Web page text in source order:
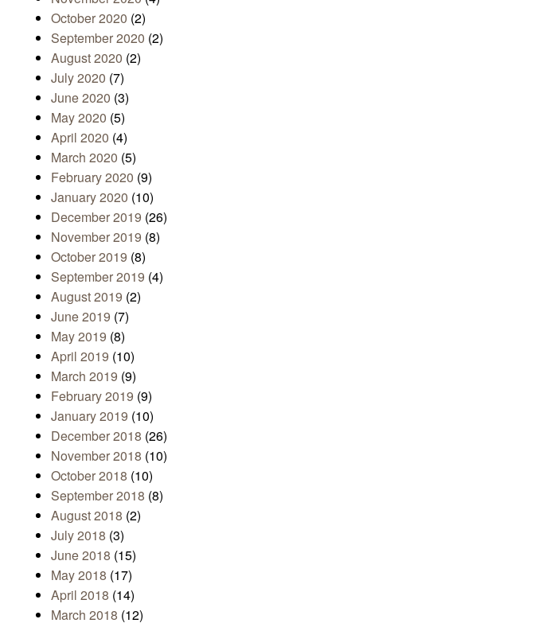
October 2020 (2)
September 2020 (2)
August 2020 (2)
July 2020 (7)
June 2020 (3)
May 2020 (5)
April 2020 (4)
March 2020 (5)
February 2020 (9)
January 2020 (10)
December 2019 (26)
November 2019 (8)
October 2019 (8)
September 2019 (4)
August 2019 (2)
June 2019 (7)
May 2019 (8)
April 2019 (10)
March 2019 (9)
February 2019 (9)
January 2019 (10)
December 2018 (26)
November 2018 (10)
October 2018 (10)
September 2018 (8)
August 2018 (2)
July 2018 (3)
June 2018 (15)
May 2018 (17)
April 2018 (14)
March 2018 (12)